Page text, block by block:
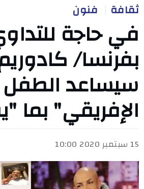
ثقافة فنون
في حاجة
بفرنسا/
سيساعد
الإفريقي" بما
15 سبتمبر 2020 10:00